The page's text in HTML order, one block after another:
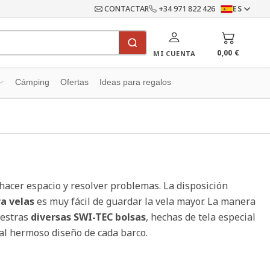
CONTACTAR +34 971 822 426 ES
MI CUENTA 0,00 €
Cámping Ofertas Ideas para regalos
espacio y resolver problemas. La disposición
velases muy fácil de guardar la vela mayor. La manera
diversas SWI-TEC bolsas, hechas de tela especial
diseño de cada barco.